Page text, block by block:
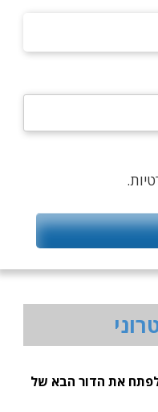
לפתח את הדור הבא של